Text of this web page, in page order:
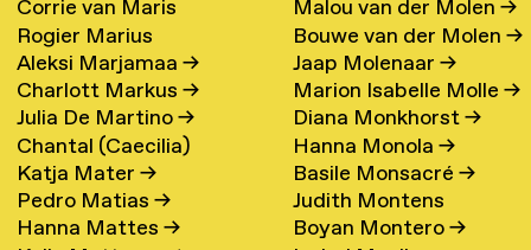
Corrie van Maris
Rogier Marius
Aleksi Marjamaa→
Charlott Markus→
Julia De Martino→
Chantal (Caecilia)
Maschke (Hattink)
Katja Mater→
Pedro Matias→
Hanna Mattes→
Malou van der Molen→
Bouwe van der Molen→
Jaap Molenaar→
Marion Isabelle Molle→
Diana Monkhorst→
Hanna Monola→
Basile Monsacré→
Judith Montens
Boyan Montero→